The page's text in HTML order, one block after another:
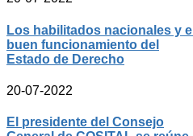
Los habilitados nacionales y el
buen funcionamiento del
Estado de Derecho
20-07-2022
El presidente del Consejo